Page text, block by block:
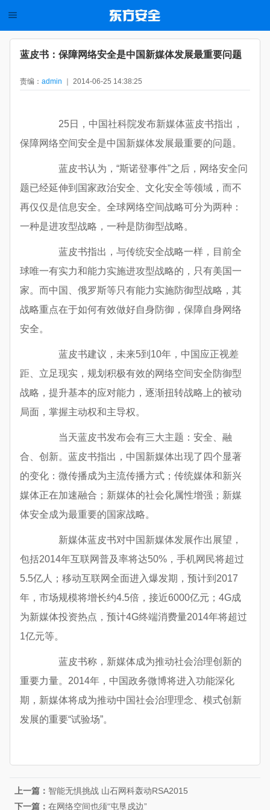
蓝皮书：保障网络安全是中国新媒体发展最重要问题
责编： admin ｜ 2014-06-25 14:38:25
25日，中国社科院发布新媒体蓝皮书指出，
保障网络空间安全是中国新媒体发展最重要的问题。
蓝皮书认为，“斯诺登事件”之后，网络安全问
题已经延伸到国家政治安全、文化安全等领域，而不
再仅仅是信息安全。全球网络空间战略可分为两种：
一种是进攻型战略，一种是防御型战略。
蓝皮书指出，与传统安全战略一样，目前全
球唯一有实力和能力实施进攻型战略的，只有美国一
家。而中国、俄罗斯等只有能力实施防御型战略，其
战略重点在于如何有效做好自身防御，保障自身网络
安全。
蓝皮书建议，未来5到10年，中国应正视差
距、立足现实，规划积极有效的网络空间安全防御型
战略，提升基本的应对能力，逐渐扭转战略上的被动
局面，掌握主动权和主导权。
当天蓝皮书发布会有三大主题：安全、融
合、创新。蓝皮书指出，中国新媒体出现了四个显著
的变化：微传播成为主流传播方式；传统媒体和新兴
媒体正在加速融合；新媒体的社会化属性增强；新媒
体安全成为最重要的国家战略。
新媒体蓝皮书对中国新媒体发展作出展望，
包括2014年互联网普及率将达50%，手机网民将超过
5.5亿人；移动互联网全面进入爆发期，预计到2017
年，市场规模将增长约4.5倍，接近6000亿元；4G成
为新媒体投资热点，预计4G终端消费量2014年将超过
1亿元等。
蓝皮书称，新媒体成为推动社会治理创新的
重要力量。2014年，中国政务微博将进入功能深化
期，新媒体将成为推动中国社会治理理念、模式创新
发展的重要“试验场”。
上一篇： 智能无惧挑战 山石网科轰动RSA2015
下一篇：在网络空间也须“屯垦戍边”